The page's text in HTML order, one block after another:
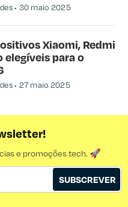
30 maio 2025
Xiaomi, Redmi
elegíveis para o
27 maio 2025
e promoções tech. 🚀
SUBSCREVER